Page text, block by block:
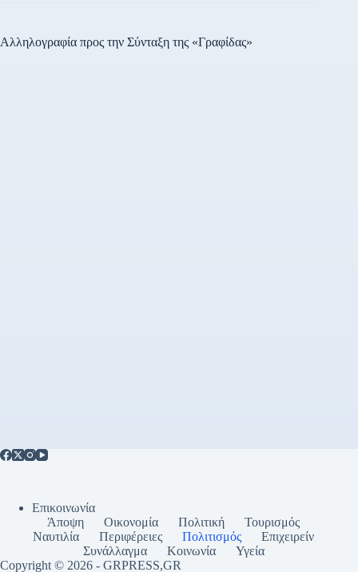
Αλληλογραφία προς την Σύνταξη της «Γραφίδας»
Επικοινωνία
Άποψη
Οικονομία Πολιτική
Τουρισμός
Ναυτιλία
Περιφέρειες Πολιτισμός
Επιχειρείν
Συνάλλαγμα
Κοινωνία
Υγεία
Copyright © 2026 - GRPRESS,GR